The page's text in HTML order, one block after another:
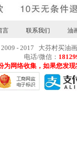
言 联系我们 油
2009 - 2017 大芬村买油
电话/微信：
为网络收集，如果您发